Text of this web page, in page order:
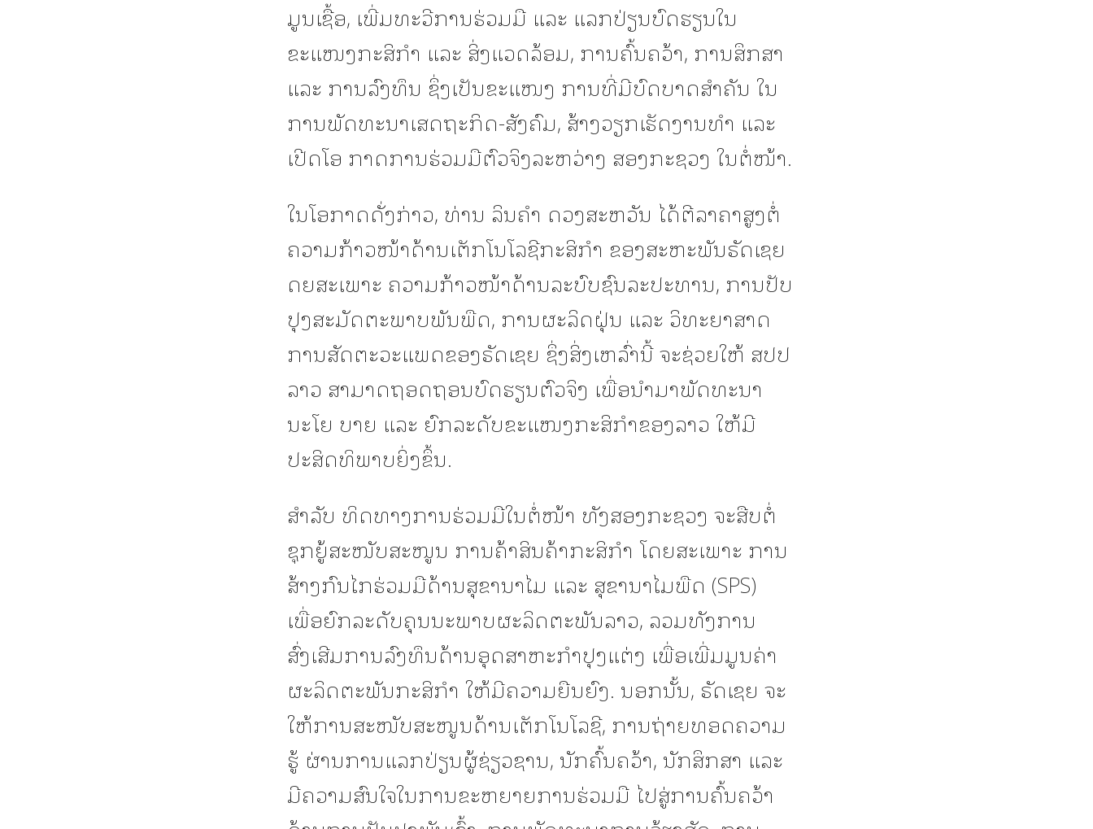
ມູນເຊື້ອ, ເພີ່ມທະວີການຮ່ວມມື ແລະ ແລກປ່ຽນບົດຮຽນໃນ
ຂະແໜງກະສິກຳ ແລະ ສິ່ງແວດລ້ອມ, ການຄົ້ນຄວ້າ, ການສຶກສາ
ແລະ ການລົງທຶນ ຊຶ່ງເປັນຂະແໜງ ການທີ່ມີບົດບາດສຳຄັນ ໃນ
ການພັດທະນາເສດຖະກິດ-ສັງຄົມ, ສ້າງວຽກເຮັດງານທຳ ແລະ
ເປີດໂອ ກາດການຮ່ວມມືຕົວຈິງລະຫວ່າງ ສອງກະຊວງ ໃນຕໍ່ໜ້າ.
ໃນໂອກາດດັ່ງກ່າວ, ທ່ານ ລິນຄຳ ດວງສະຫວັນ ໄດ້ຕີລາຄາສູງຕໍ່
ຄວາມກ້າວໜ້າດ້ານເຕັກໂນໂລຊີກະສິກຳ ຂອງສະຫະພັນຣັດເຊຍ
ດຍສະເພາະ ຄວາມກ້າວໜ້າດ້ານລະບົບຊົນລະປະທານ, ການປັບ
ປຸງສະມັດຕະພາບພັນພືດ, ການຜະລິດຝຸ່ນ ແລະ ວິທະຍາສາດ
ການສັດຕະວະແພດຂອງຣັດເຊຍ ຊຶ່ງສິ່ງເຫລົ່ານີ້ ຈະຊ່ວຍໃຫ້ ສປປ
ລາວ ສາມາດຖອດຖອນບົດຮຽນຕົວຈິງ ເພື່ອນຳມາພັດທະນາ
ນະໂຍ ບາຍ ແລະ ຍົກລະດັບຂະແໜງກະສິກຳຂອງລາວ ໃຫ້ມີ
ປະສິດທິພາບຍິ່ງຂຶ້ນ.
ສຳລັບ ທິດທາງການຮ່ວມມືໃນຕໍ່ໜ້າ ທັງສອງກະຊວງ ຈະສືບຕໍ່
ຊຸກຍູ້ສະໜັບສະໜູນ ການຄ້າສິນຄ້າກະສິກຳ ໂດຍສະເພາະ ການ
ສ້າງກົນໄກຮ່ວມມືດ້ານສຸຂານາໄມ ແລະ ສຸຂານາໄມພືດ (SPS)
ເພື່ອຍົກລະດັບຄຸນນະພາບຜະລິດຕະພັນລາວ, ລວມທັງການ
ສົ່ງເສີມການລົງທຶນດ້ານອຸດສາຫະກຳປຸງແຕ່ງ ເພື່ອເພີ່ມມູນຄ່າ
ຜະລິດຕະພັນກະສິກຳ ໃຫ້ມີຄວາມຍືນຍົງ. ນອກນັ້ນ, ຣັດເຊຍ ຈະ
ໃຫ້ການສະໜັບສະໜູນດ້ານເຕັກໂນໂລຊີ, ການຖ່າຍທອດຄວາມ
ຮູ້ ຜ່ານການແລກປ່ຽນຜູ້ຊ່ຽວຊານ, ນັກຄົ້ນຄວ້າ, ນັກສຶກສາ ແລະ
ມີຄວາມສົນໃຈໃນການຂະຫຍາຍການຮ່ວມມື ໄປສູ່ການຄົ້ນຄວ້າ